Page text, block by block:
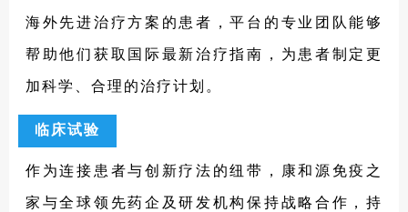
海外先进治疗方案的患者，平台的专业团队能够
帮助他们获取国际最新治疗指南，为患者制定更
加科学、合理的治疗计划。
临床试验
作为连接患者与创新疗法的纽带，康和源免疫之
家与全球领先药企及研发机构保持战略合作，持